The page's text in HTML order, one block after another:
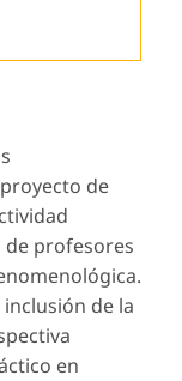
de
de profesores
de la
en